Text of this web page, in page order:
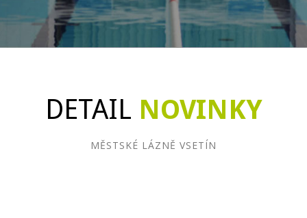
DETAIL NOVINKY
MĚSTSKÉ LÁZNĚ VSETÍN